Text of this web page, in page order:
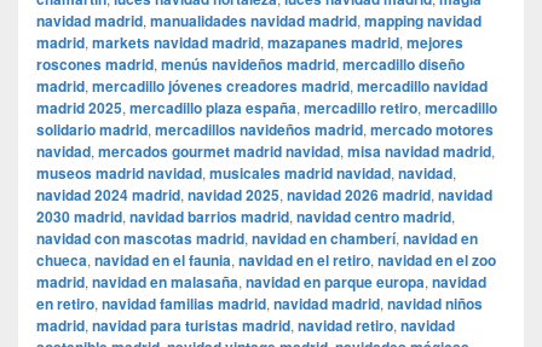
navidad madrid, manualidades navidad madrid, mapping navidad
madrid, markets navidad madrid, mazapanes madrid, mejores
roscones madrid, menús navideños madrid, mercadillo diseño
madrid, mercadillo jóvenes creadores madrid, mercadillo navidad
madrid 2025, mercadillo plaza españa, mercadillo retiro, mercadillo
solidario madrid, mercadillos navideños madrid, mercado motores
navidad, mercados gourmet madrid navidad, misa navidad madrid,
museos madrid navidad, musicales madrid navidad, navidad,
navidad 2024 madrid, navidad 2025, navidad 2026 madrid, navidad
2030 madrid, navidad barrios madrid, navidad centro madrid,
navidad con mascotas madrid, navidad en chamberí, navidad en
chueca, navidad en el faunia, navidad en el retiro, navidad en el zoo
madrid, navidad en malasaña, navidad en parque europa, navidad
en retiro, navidad familias madrid, navidad madrid, navidad niños
madrid, navidad para turistas madrid, navidad retiro, navidad